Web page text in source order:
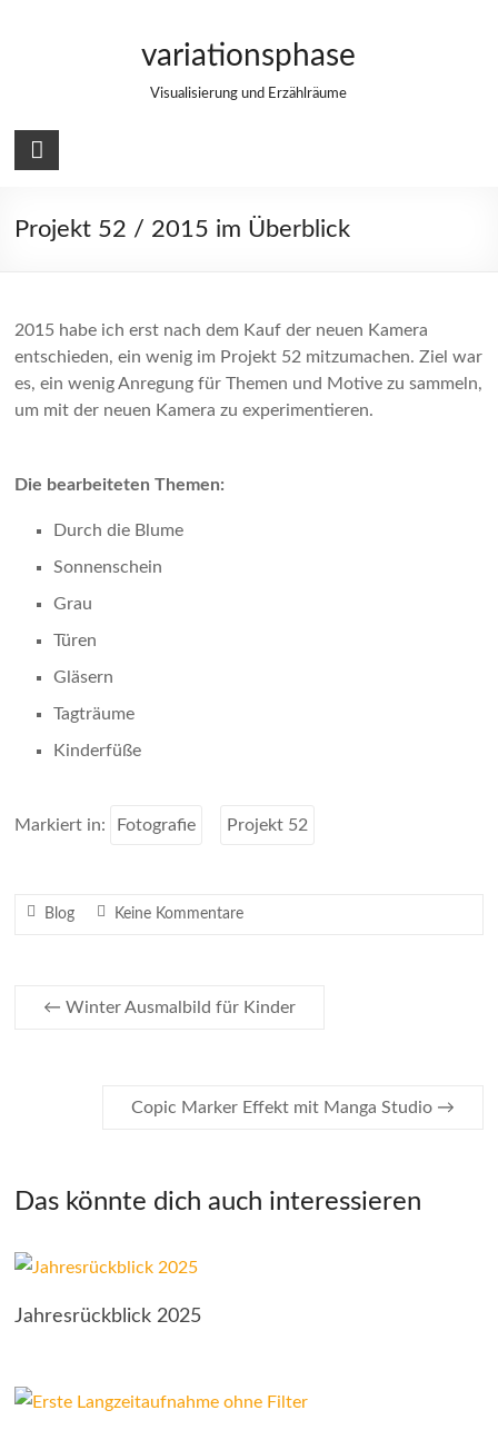
variationsphase
Visualisierung und Erzählräume
Projekt 52 / 2015 im Überblick
2015 habe ich erst nach dem Kauf der neuen Kamera
entschieden, ein wenig im Projekt 52 mitzumachen. Ziel war
es, ein wenig Anregung für Themen und Motive zu sammeln,
um mit der neuen Kamera zu experimentieren.
Die bearbeiteten Themen:
Durch die Blume
Sonnenschein
Grau
Türen
Gläsern
Tagträume
Kinderfüße
Markiert in: Fotografie Projekt 52
Blog Keine Kommentare
← Winter Ausmalbild für Kinder
Copic Marker Effekt mit Manga Studio →
Das könnte dich auch interessieren
Jahresrückblick 2025